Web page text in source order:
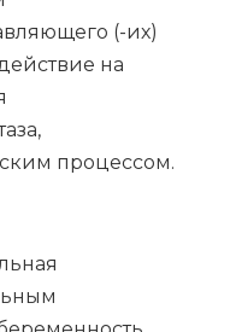
(-их)
на
процессом.